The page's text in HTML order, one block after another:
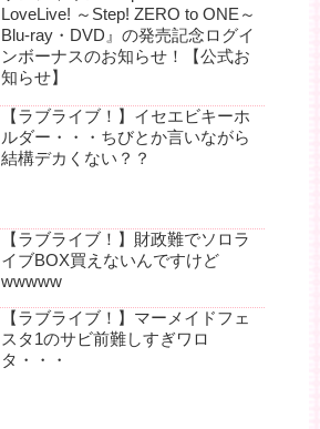
LoveLive! ～Step! ZERO to ONE～
Blu-ray・DVD』の発売記念ログイ
ンボーナスのお知らせ！【公式お
知らせ】
【ラブライブ！】イセエビキーホ
ルダー・・・ちびとか言いながら
結構デカくない？？
【ラブライブ！】財政難でソロラ
イブBOX買えないんですけど
wwwww
【ラブライブ！】マーメイドフェ
スタ1のサビ前難しすぎワロ
タ・・・